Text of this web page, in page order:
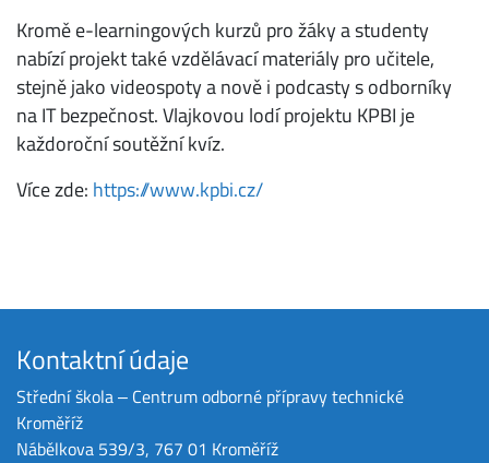
Kromě e-learningových kurzů pro žáky a studenty
nabízí projekt také vzdělávací materiály pro učitele,
stejně jako videospoty a nově i podcasty s odborníky
na IT bezpečnost. Vlajkovou lodí projektu KPBI je
každoroční soutěžní kvíz.
Více zde: https://www.kpbi.cz/
Kontaktní údaje
Střední škola ‒ Centrum odborné přípravy technické
Kroměříž
Nábělkova 539/3, 767 01 Kroměříž